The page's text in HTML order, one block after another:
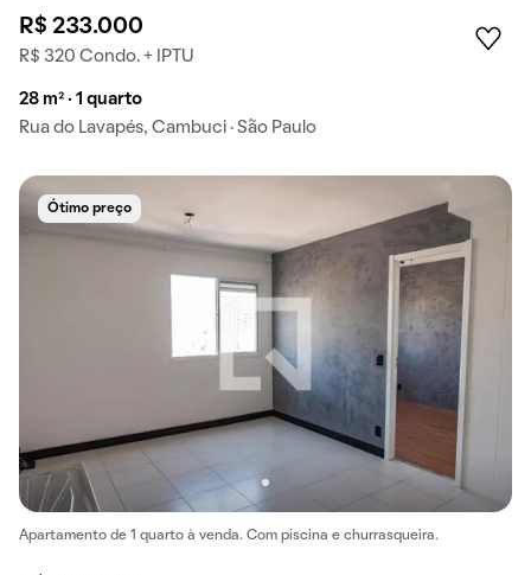
R$ 233.000
R$ 320 Condo. + IPTU
28 m² · 1 quarto
Rua do Lavapés, Cambuci · São Paulo
Ótimo preço
Apartamento de 1 quarto à venda. Com piscina e churrasqueira.